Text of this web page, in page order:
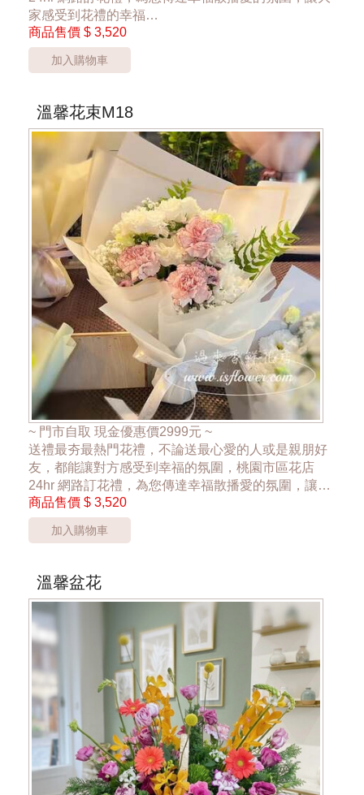
家感受到花禮的幸福
**藍色小花會依實際調整隨機出貨**
*桃園區以外酌收運費350元*
***花材依當季花材實際狀況調整***
商品售價 $ 3,520
加入購物車
溫馨花束M18
~ 門市自取 現金優惠價2999元 ~
送禮最夯最熱門花禮，不論送最心愛的人或是親朋好
友，都能讓對方感受到幸福的氛圍，桃園市區花店
24hr 網路訂花禮，為您傳達幸福散播愛的氛圍，讓大
家感受到花禮的幸福
*桃園區以外酌收運費350元*
***花材依當季花材實際狀況調整***
商品售價 $ 3,520
加入購物車
溫馨盆花